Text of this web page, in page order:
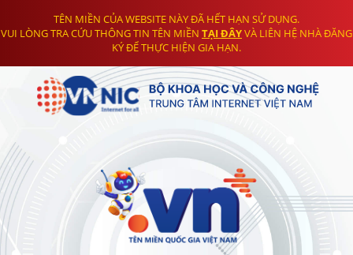
TÊN MIỀN CỦA WEBSITE NÀY ĐÃ HẾT HẠN SỬ DỤNG.
VUI LÒNG TRA CỨU THÔNG TIN TÊN MIỀN TẠI ĐÂYVÀ LIÊN HỆ NHÀ ĐĂNG
KÝ ĐỂ THỰC HIỆN GIA HẠN.